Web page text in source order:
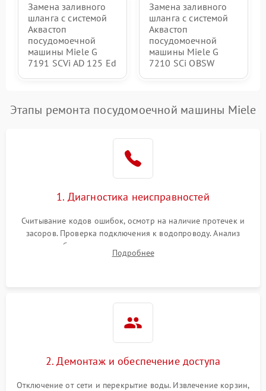
Замена заливного
шланга с системой
Аквастоп
посудомоечной
машины Miele G
7191 SCVi AD 125 Ed
Замена заливного
шланга с системой
Аквастоп
посудомоечной
машины Miele G
7210 SCi OBSW
Этапы ремонта посудомоечной машины Miele
1. Диагностика неисправностей
Считывание кодов ошибок, осмотр на наличие протечек и
засоров. Проверка подключения к водопроводу. Анализ
жалоб на отсутствие слива, нагрева, вращения
разбрызгивателей или срабатывание системы защиты
Подробнее
2. Демонтаж и обеспечение доступа
Отключение от сети и перекрытие воды. Извлечение корзин,